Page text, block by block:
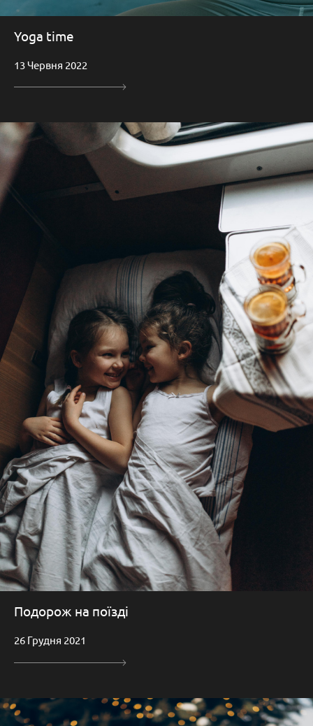
Yoga time
13 Червня 2022
Подорож на поїзді
26 Грудня 2021